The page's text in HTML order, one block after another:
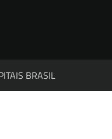
BRASIL